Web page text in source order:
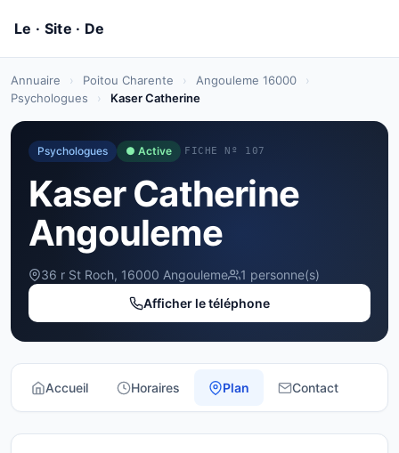
Annuaire › Poitou Charente › Angouleme 16000
›
Psychologues
› Kaser Catherine
Psychologues ● Active FICHE Nº 107
Kaser Catherine
Angouleme
36 r St Roch, 16000 Angouleme
1 personne(s)
Afficher le téléphone
Accueil Horaires Plan Contact